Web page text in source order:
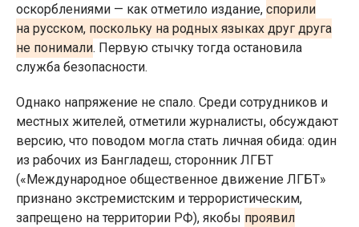
оскорблениями — как отметило издание, спорили
на русском, поскольку на родных языках друг друга
не понимали. Первую стычку тогда остановила
служба безопасности.
Однако напряжение не спало. Среди сотрудников и
местных жителей, отметили журналисты, обсуждают
версию, что поводом могла стать личная обида: один
из рабочих из Бангладеш, сторонник ЛГБТ
(«Международное общественное движение ЛГБТ»
признано экстремистским и террористическим,
запрещено на территории РФ), якобы проявил